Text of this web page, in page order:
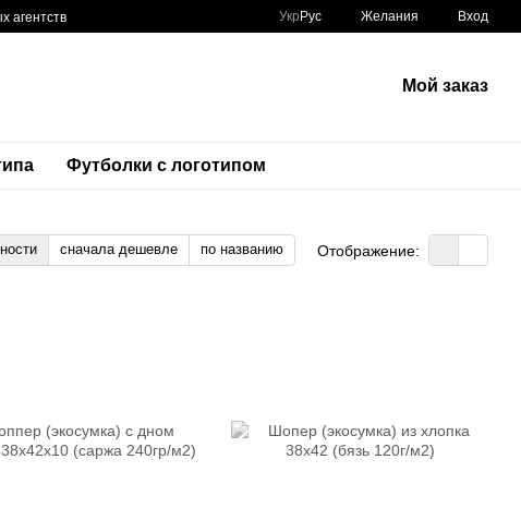
агентств Укр Рус Желания Вход
Мой заказ
Футболки с логотипом
сначала дешевле по названию Отображение: